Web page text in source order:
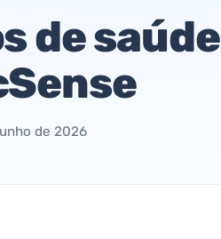
de saúde
de 2026